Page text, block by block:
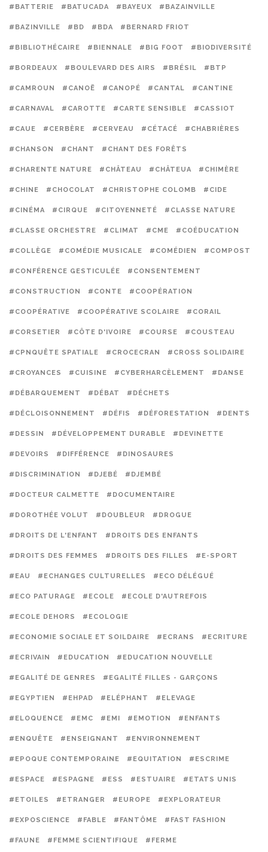
#BATTERIE #BATUCADA #BAYEUX #BAZAINVILLE
#BAZINVILLE #BD #BDA #BERNARD FRIOT
#BIBLIOTHÉCAIRE #BIENNALE #BIG FOOT #BIODIVERSITÉ
#BORDEAUX #BOULEVARD DES AIRS #BRÉSIL #BTP
#CAMROUN #CANOË #CANOPÉ #CANTAL #CANTINE
#CARNAVAL #CAROTTE #CARTE SENSIBLE #CASSIOT
#CAUE #CERBÈRE #CERVEAU #CÉTACÉ #CHABRIÈRES
#CHANSON #CHANT #CHANT DES FORÊTS
#CHARENTE NATURE #CHÂTEAU #CHÂTEUA #CHIMÈRE
#CHINE #CHOCOLAT #CHRISTOPHE COLOMB #CIDE
#CINÉMA #CIRQUE #CITOYENNETÉ #CLASSE NATURE
#CLASSE ORCHESTRE #CLIMAT #CME #COÉDUCATION
#COLLÈGE #COMÉDIE MUSICALE #COMÉDIEN #COMPOST
#CONFÉRENCE GESTICULÉE #CONSENTEMENT
#CONSTRUCTION #CONTE #COOPÉRATION
#COOPÉRATIVE #COOPÉRATIVE SCOLAIRE #CORAIL
#CORSETIER #CÔTE D'IVOIRE #COURSE #COUSTEAU
#CPNQUÊTE SPATIALE #CROCECRAN #CROSS SOLIDAIRE
#CROYANCES #CUISINE #CYBERHARCÈLEMENT #DANSE
#DÉBARQUEMENT #DÉBAT #DÉCHETS
#DÉCLOISONNEMENT #DÉFIS #DÉFORESTATION #DENTS
#DESSIN #DÉVELOPPEMENT DURABLE #DEVINETTE
#DEVOIRS #DIFFÉRENCE #DINOSAURES
#DISCRIMINATION #DJEBÉ #DJEMBÉ
#DOCTEUR CALMETTE #DOCUMENTAIRE
#DOROTHÉE VOLUT #DOUBLEUR #DROGUE
#DROITS DE L'ENFANT #DROITS DES ENFANTS
#DROITS DES FEMMES #DROITS DES FILLES #E-SPORT
#EAU #ECHANGES CULTURELLES #ECO DÉLÉGUÉ
#ECO PATURAGE #ECOLE #ECOLE D'AUTREFOIS
#ECOLE DEHORS #ECOLOGIE
#ECONOMIE SOCIALE ET SOILDAIRE #ECRANS #ECRITURE
#ECRIVAIN #EDUCATION #EDUCATION NOUVELLE
#EGALITÉ DE GENRES #EGALITÉ FILLES - GARÇONS
#EGYPTIEN #EHPAD #ELÉPHANT #ELEVAGE
#ELOQUENCE #EMC #EMI #EMOTION #ENFANTS
#ENQUÊTE #ENSEIGNANT #ENVIRONNEMENT
#EPOQUE CONTEMPORAINE #EQUITATION #ESCRIME
#ESPACE #ESPAGNE #ESS #ESTUAIRE #ETATS UNIS
#ETOILES #ETRANGER #EUROPE #EXPLORATEUR
#EXPOSCIENCE #FABLE #FANTÔME #FAST FASHION
#FAUNE #FEMME SCIENTIFIQUE #FERME